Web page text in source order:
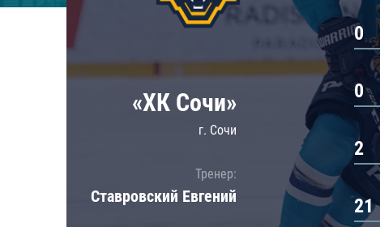
Локомотив
ЦСКА
Шанхайские Драконы
«ХК Сочи»
г. Сочи
Тренер:
Ставровский Евгений
0
0
2
21